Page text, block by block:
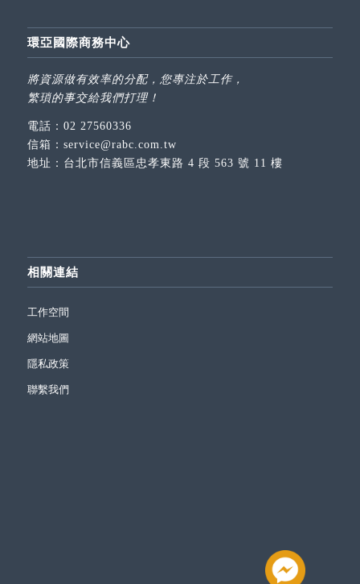
環亞國際商務中心
將資源做有效率的分配，您專注於工作，
繁瑣的事交給我們打理！
電話： 02 27560336
信箱： service@rabc.com.tw
地址： 台北市信義區忠孝東路 4 段 563 號 11 樓
相關連結
工作空間
網站地圖
隱私政策
聯繫我們